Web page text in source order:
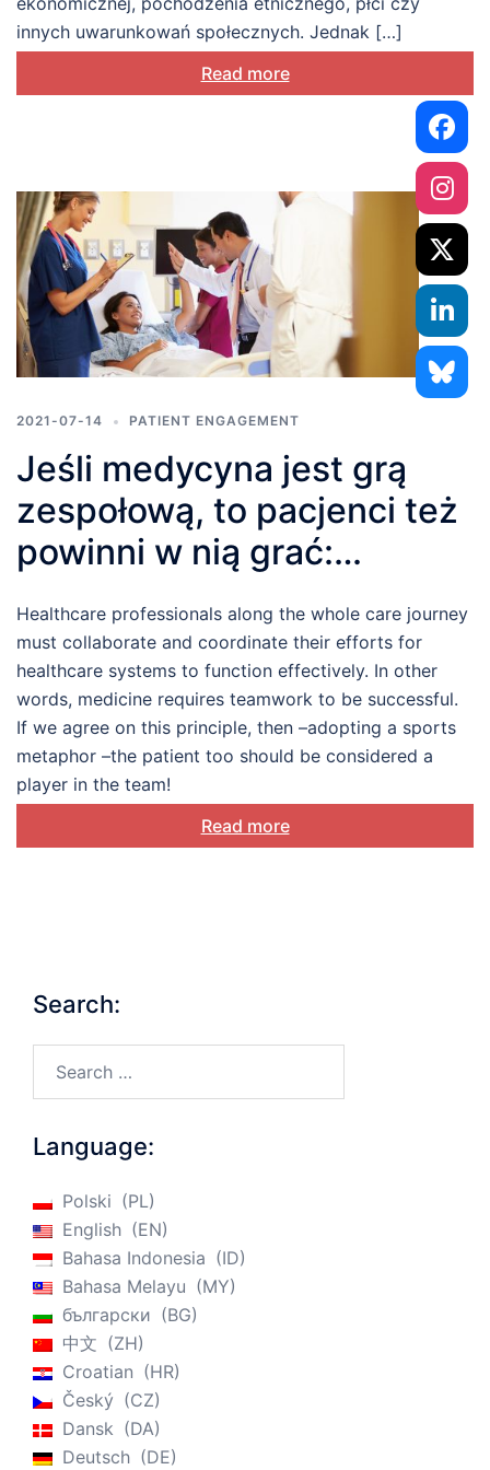
innych uwarunkowań społecznych. Jednak […]
Read more
2021-07-14 PATIENT ENGAGEMENT
Jeśli medycyna jest grą
zespołową, to pacjenci też
powinni w nią grać:
na zaangażowanie
pacjentów
Healthcare professionals along the whole care journey
must collaborate and coordinate their efforts for
healthcare systems to function effectively. In other
words, medicine requires teamwork to be successful.
If we agree on this principle, then –adopting a sports
metaphor –the patient too should be considered a
player in the team!
Read more
Search:
Language:
Polski
PL
English
EN
Bahasa Indonesia
ID
Bahasa Melayu
MY
български
BG
中文
ZH
Croatian
HR
Český
CZ
Dansk
DA
Deutsch
DE